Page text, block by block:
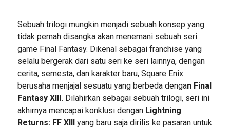
Sebuah trilogi mungkin menjadi sebuah konsep yang
tidak pernah disangka akan menemani sebuah seri
game Final Fantasy. Dikenal sebagai franchise yang
selalu bergerak dari satu seri ke seri lainnya, dengan
cerita, semesta, dan karakter baru, Square Enix
berusaha menjajal sesuatu yang berbeda dengan Final
Fantasy XIII.Dilahirkan sebagai sebuah trilogi, seri ini
akhirnya mencapai konklusi dengan Lightning
Returns: FF XIII yang baru saja dirilis ke pasaran untuk